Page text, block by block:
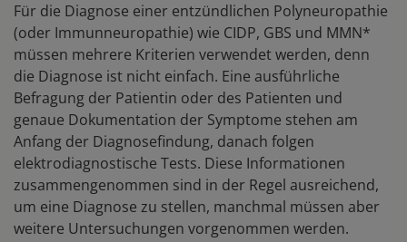
Für die Diagnose einer entzündlichen Polyneuropathie
(oder Immunneuropathie) wie CIDP, GBS und MMN*
müssen mehrere Kriterien verwendet werden, denn
die Diagnose ist nicht einfach. Eine ausführliche
Befragung der Patientin oder des Patienten und
genaue Dokumentation der Symptome stehen am
Anfang der Diagnosefindung, danach folgen
elektrodiagnostische Tests. Diese Informationen
zusammengenommen sind in der Regel ausreichend,
um eine Diagnose zu stellen, manchmal müssen aber
weitere Untersuchungen vorgenommen werden.